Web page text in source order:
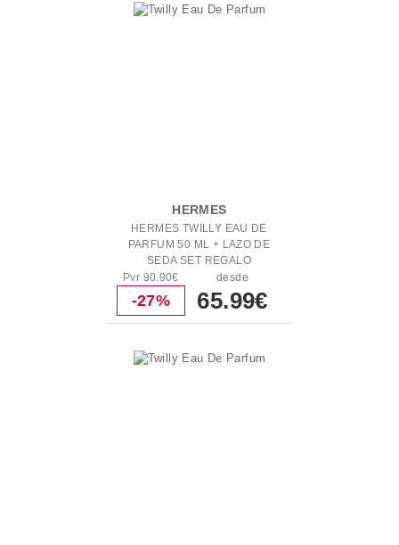
HERMES
HERMES TWILLY EAU DE
PARFUM 50 ML + LAZO DE
SEDA SET REGALO
Pvr 90.90€
-27%
desde
65.99€